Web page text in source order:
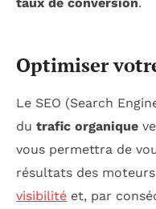
Optimiser
Le SEO (Search
du trafic organique
vous permettra de
résultats des moteurs
visibilité et, par